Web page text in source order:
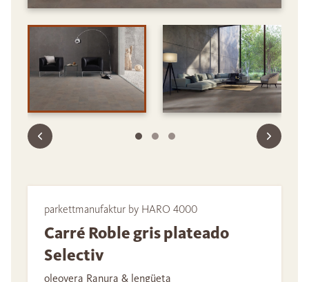
parkettmanufaktur by HARO 4000
Carré Roble gris plateado
Selectiv
oleovera Ranura & lengüeta